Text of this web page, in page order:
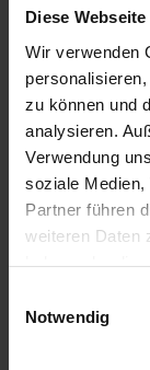
Diese
Wir verwenden
zu können und
analysieren.
Verwendung
soziale Medien,
Partner führen
weiteren Daten
Notwendig
Extrem
große Fenster
A 37, 44,
cleanes
Lamelle